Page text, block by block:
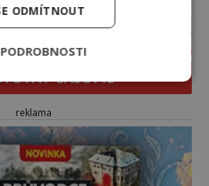
ČASOPIS
reklama
ODMÍTNOUT